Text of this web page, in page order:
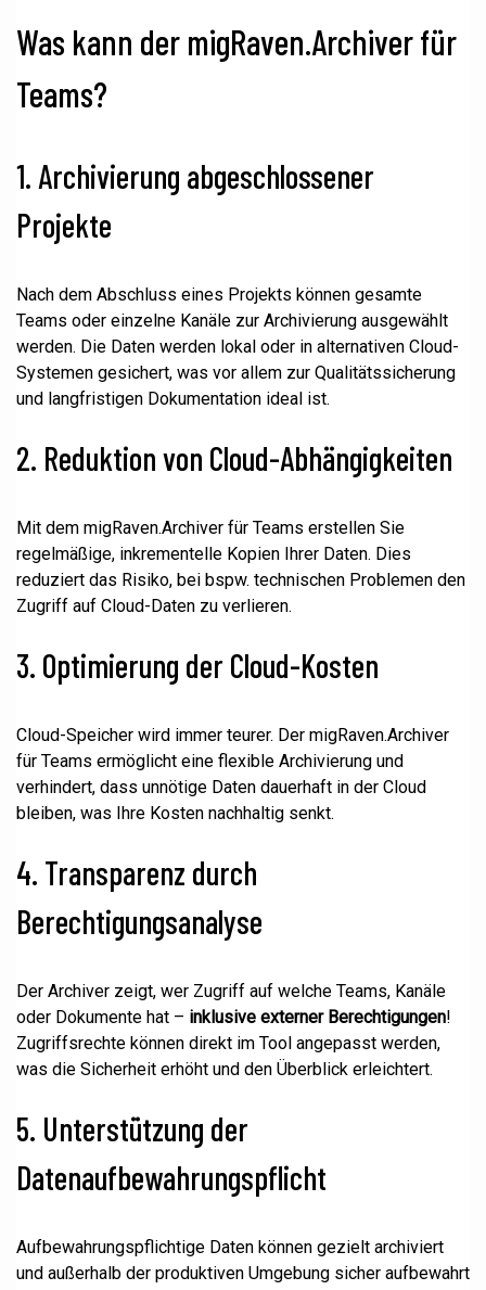
Was kann der migRaven.Archiver für
Teams?
1. Archivierung abgeschlossener
Projekte
Nach dem Abschluss eines Projekts können gesamte
Teams oder einzelne Kanäle zur Archivierung ausgewählt
werden. Die Daten werden lokal oder in alternativen Cloud-
Systemen gesichert, was vor allem zur Qualitätssicherung
und langfristigen Dokumentation ideal ist.
2. Reduktion von Cloud-Abhängigkeiten
Mit dem migRaven.Archiver für Teams erstellen Sie
regelmäßige, inkrementelle Kopien Ihrer Daten. Dies
reduziert das Risiko, bei bspw. technischen Problemen den
Zugriff auf Cloud-Daten zu verlieren.
3. Optimierung der Cloud-Kosten
Cloud-Speicher wird immer teurer. Der migRaven.Archiver
für Teams ermöglicht eine flexible Archivierung und
verhindert, dass unnötige Daten dauerhaft in der Cloud
bleiben, was Ihre Kosten nachhaltig senkt.
4. Transparenz durch
Berechtigungsanalyse
Der Archiver zeigt, wer Zugriff auf welche Teams, Kanäle
oder Dokumente hat – inklusive externer Berechtigungen!
Zugriffsrechte können direkt im Tool angepasst werden,
was die Sicherheit erhöht und den Überblick erleichtert.
5. Unterstützung der
Datenaufbewahrungspflicht
Aufbewahrungspflichtige Daten können gezielt archiviert
und außerhalb der produktiven Umgebung sicher aufbewahrt